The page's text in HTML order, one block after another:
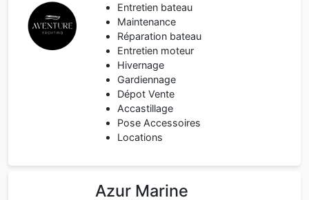
Entretien bateau
Maintenance
Réparation bateau
Entretien moteur
Hivernage
Gardiennage
Dépot Vente
Accastillage
Pose Accessoires
Locations
Azur Marine